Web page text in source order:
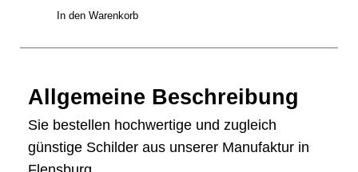
In den Warenkorb
Allgemeine Beschreibung
Sie bestellen hochwertige und zugleich
günstige Schilder aus unserer Manufaktur in